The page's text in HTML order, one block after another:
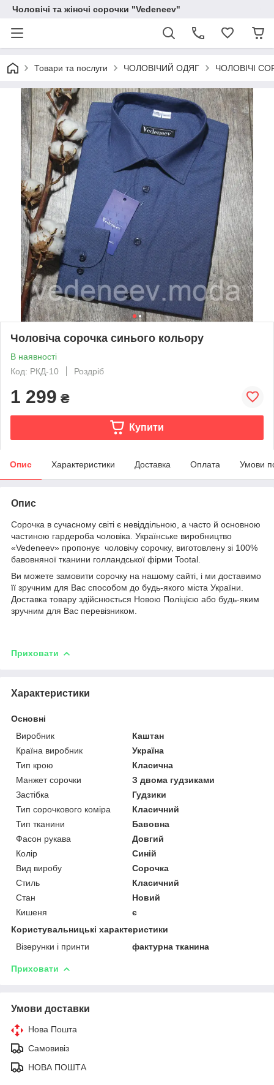
Чоловічі та жіночі сорочки "Vedeneev"
Товари та послуги ЧОЛОВІЧИЙ ОДЯГ ЧОЛОВІЧІ
Чоловіча сорочка синього кольору
В наявності
Код: РКД-10
Роздріб
1 299 ₴
Купити
Опис Характеристики Доставка Оплата Умови
Опис
Сорочка в сучасному світі є невіддільною, а часто й основною
частиною гардероба чоловіка. Українське виробництво
«Vedeneev» пропонує чоловічу сорочку, виготовлену зі 100%
бавовняної тканини голландської фірми Tootal.
Ви можете замовити сорочку на нашому сайті, і ми доставимо
її зручним для Вас способом до будь-якого міста України.
Доставка товару здійснюється Новою Поліцією або будь-яким
зручним для Вас перевізником.
Приховати
Характеристики
Основні
Виробник
Каштан
Країна виробник
Україна
Тип крою
Класична
Манжет сорочки
З двома гудзиками
Застібка
Гудзики
Тип сорочкового коміра
Класичний
Тип тканини
Бавовна
Фасон рукава
Довгий
Колір
Синій
Вид виробу
Сорочка
Стиль
Класичний
Стан
Новий
Кишеня
є
Користувальницькі характеристики
Візерунки і принти
фактурна тканина
Приховати
Умови доставки
Нова Пошта
Самовивіз
НОВА ПОШТА